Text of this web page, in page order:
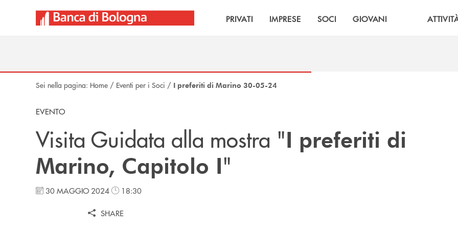
PRIVATI IMPRESE SOCI GIOVANI
Sei nella pagina: Home / Eventi per i Soci / I preferiti di Marino 30-05-24
EVENTO
Visita Guidata alla mostra "I preferiti di
Marino, Capitolo I"
30 MAGGIO 2024 18:30
SHARE